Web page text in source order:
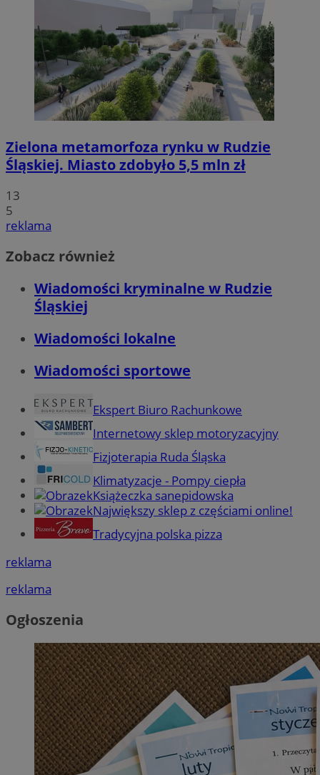
Zielona metamorfoza rynku w Rudzie
Śląskiej. Miasto zdobyło 5,5 mln zł
13
5
reklama
Zobacz również
Wiadomości kryminalne w Rudzie
Śląskiej
Wiadomości lokalne
Wiadomości sportowe
Ekspert Biuro Rachunkowe
Internetowy sklep motoryzacyjny
Fizjoterapia Ruda Śląska
Klimatyzacje - Pompy ciepła
Książeczka sanepidowska
Największy sklep z częściami online!
Tradycyjna polska pizza
reklama
reklama
Ogłoszenia